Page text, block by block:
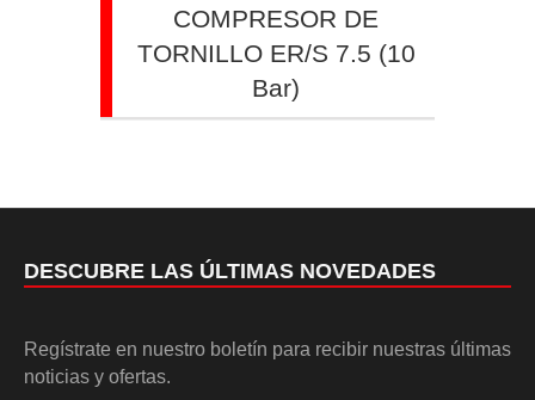
COMPRESOR DE
TORNILLO ER/S 7.5 (10
Bar)
DESCUBRE LAS ÚLTIMAS NOVEDADES
Regístrate en nuestro boletín para recibir nuestras últimas
noticias y ofertas.